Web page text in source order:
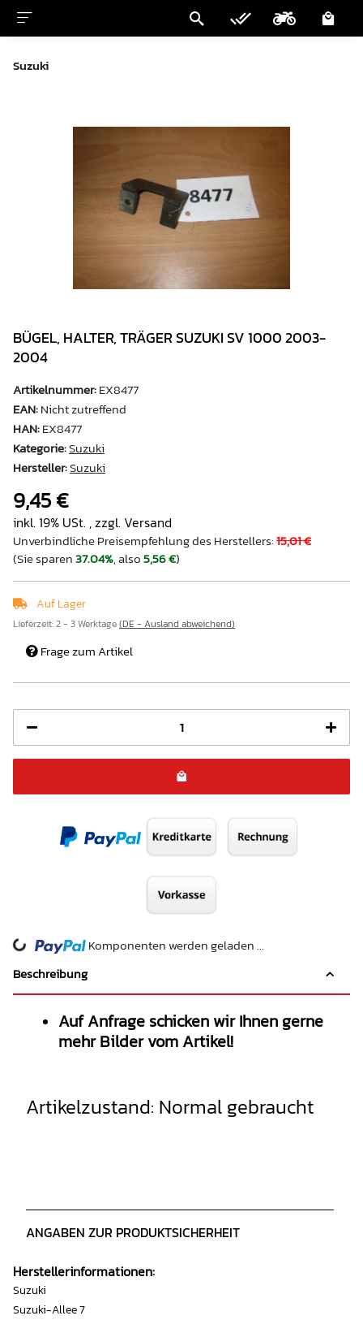
Suzuki
BÜGEL, HALTER, TRÄGER SUZUKI SV 1000 2003-
2004
Artikelnummer:EX8477
EAN:Nicht zutreffend
HAN:EX8477
Kategorie:Suzuki
Hersteller:Suzuki
9,45 €
inkl. 19% USt. , zzgl. Versand
Unverbindliche Preisempfehlung des Herstellers:15,01 €
(Sie sparen37.04%, also5,56 €)
Auf Lager
Lieferzeit:2 - 3 Werktage(DE - Ausland abweichend)
Frage zum Artikel
Loading...
Komponenten werden geladen ...
Beschreibung
Auf Anfrage schicken wir Ihnen gerne
mehr Bilder vom Artikel!
Artikelzustand: Normal gebraucht
ANGABEN ZUR PRODUKTSICHERHEIT
Herstellerinformationen:
Suzuki
Suzuki-Allee 7